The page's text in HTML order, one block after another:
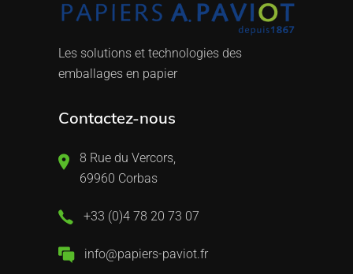
Les solutions et technologies des
emballages en papier
Contactez-nous
8 Rue du Vercors,
69960 Corbas
+33 (0)4 78 20 73 07
info@papiers-paviot.fr